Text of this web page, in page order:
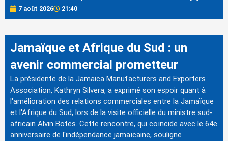
7 août 2026 21:40
Jamaïque et Afrique du Sud : un
avenir commercial prometteur
La présidente de la Jamaica Manufacturers and Exporters
Association, Kathryn Silvera, a exprimé son espoir quant à
l'amélioration des relations commerciales entre la Jamaïque
et l'Afrique du Sud, lors de la visite officielle du ministre sud-
africain Alvin Botes. Cette rencontre, qui coïncide avec le 64e
anniversaire de l'indépendance jamaïcaine, souligne